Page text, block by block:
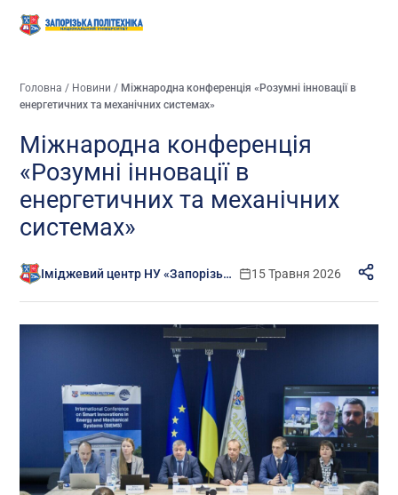
Головна / Новини / Міжнародна конференція «Розумні інновації в
енергетичних та механічних системах»
Міжнародна конференція
«Розумні інновації в
енергетичних та механічних
системах»
Іміджевий центр НУ «Запорізька політехніка» 15 Травня 2026